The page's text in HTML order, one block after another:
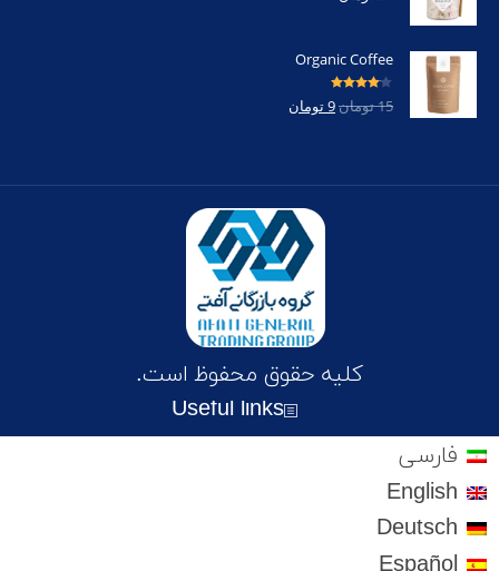
Organic Coffee
امتیاز4.00
از 5 15تومان9تومان
کلیه حقوق محفوظ است.
Useful links
فارسی
English
Deutsch